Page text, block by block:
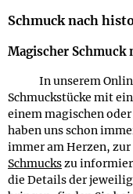
F
Finde ich für die
Kreuzsymbole
A Zum Lieferumfang
Produkt mitverkauft
Schon vor der
magischer
erworben. Leider war
überzeugend und es
Näheres zu der
bzw. herauszufinden
Vorfahren getragen
enttäuschend, denn
Schmuck nicht nur
Schmuck nach
Magischer Schmuck
In unserem
Schmuckstücke mit
einem magischen
haben uns schon
immer am Herzen,
Schmuckszu
die Details der